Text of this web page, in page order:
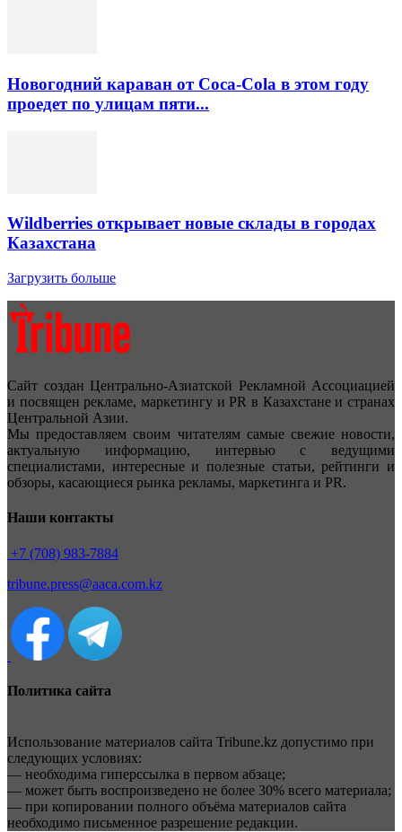
Новогодний караван от Coca-Cola в этом году
проедет по улицам пяти...
Wildberries открывает новые склады в городах
Казахстана
Загрузить больше
Сайт создан Центрально-Азиатской Рекламной Ассоциацией
и посвящен рекламе, маркетингу и PR в Казахстане и странах
Центральной Азии.
Мы предоставляем своим читателям самые свежие новости,
актуальную информацию, интервью с ведущими
специалистами, интересные и полезные статьи, рейтинги и
обзоры, касающиеся рынка рекламы, маркетинга и PR.
Наши контакты
+7 (708) 983-7884
tribune.press@aaca.com.kz
Политика сайта
Использование материалов сайта Tribune.kz допустимо при
следующих условиях:
— необходима гиперссылка в первом абзаце;
— может быть воспроизведено не более 30% всего материала;
— при копировании полного объёма материалов сайта
необходимо письменное разрешение редакции.